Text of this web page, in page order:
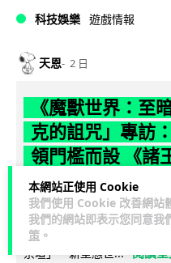
本網站正使用 Cookie
我們使用 Cookie 改善網站
我們的網站即表示您同意我
策 。
科技娛樂 遊戲情報
天恩 2 日
《魔獸世界：至
克的詛咒」專訪
領門檻而設 《諸
鐘
《魔獸世界：至暗之夜》版
於 8 月 13 日正式上線，帶
祭壇」、新型態世... 閱讀全